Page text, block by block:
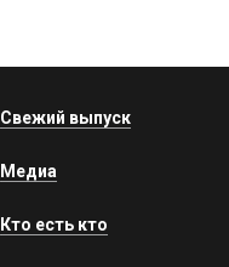
Свежий выпуск
Медиа
Кто есть кто